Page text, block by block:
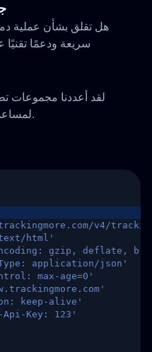
هل تقلق بشأن عملية
سريعة ودعمًا
لقد أعددنا مجموعات
لمساعدتكم على إتمام التكامل بسرعة.
v4/trackings/
html'
gzip, deflate,
application/json'
max-age=0'
keep-alive'
Key: 123'